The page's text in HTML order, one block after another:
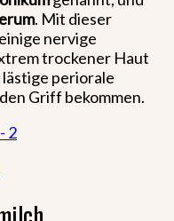
. Mit dieser
nervige
trockener Haut
periorale
Griff bekommen.